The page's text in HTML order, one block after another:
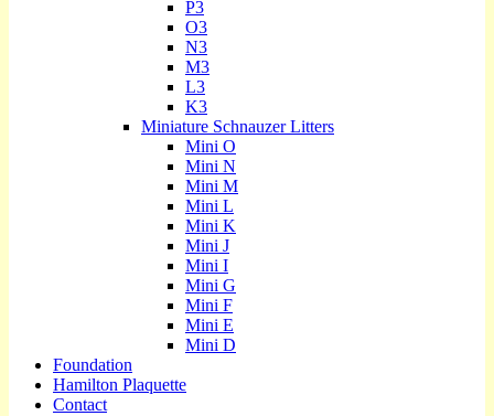
P3
O3
N3
M3
L3
K3
Miniature Schnauzer Litters
Mini O
Mini N
Mini M
Mini L
Mini K
Mini J
Mini I
Mini G
Mini F
Mini E
Mini D
Foundation
Hamilton Plaquette
Contact